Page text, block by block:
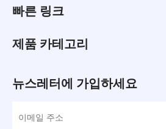
빠른 링크
제품 카테고리
뉴스레터에 가입하세요